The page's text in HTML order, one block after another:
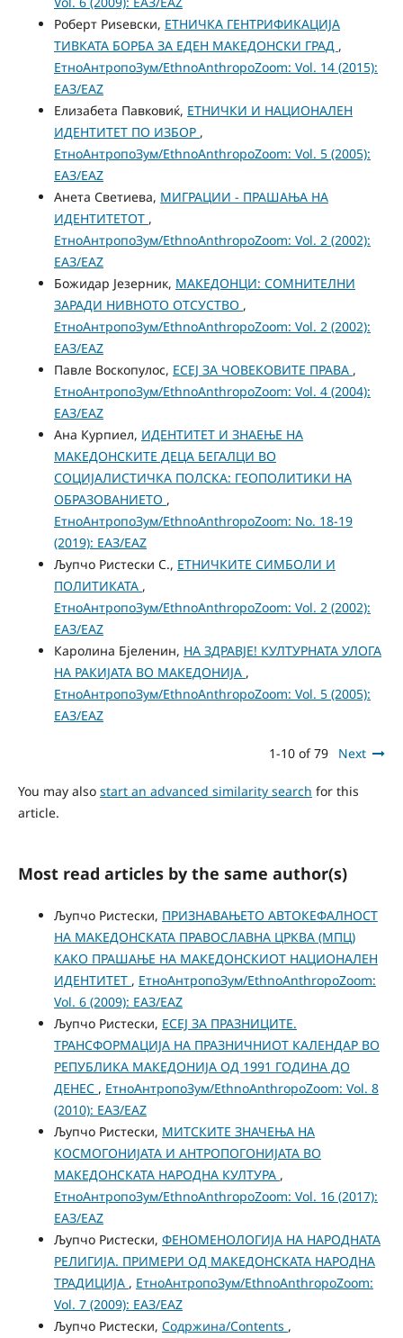
Роберт Риѕевски, ЕТНИЧКА ГЕНТРИФИКАЦИЈА
ТИВКАТА БОРБА ЗА ЕДЕН МАКЕДОНСКИ ГРАД ,
ЕтноАнтропоЗум/EthnoAnthropoZoom: Vol. 14 (2015):
ЕАЗ/EAZ
Елизабета Павковиќ, ЕТНИЧКИ И НАЦИОНАЛЕН
ИДЕНТИТЕТ ПО ИЗБОР ,
ЕтноАнтропоЗум/EthnoAnthropoZoom: Vol. 5 (2005):
ЕАЗ/EAZ
Анета Светиева, МИГРАЦИИ - ПРАШАЊА НА
ИДЕНТИТЕТОТ ,
ЕтноАнтропоЗум/EthnoAnthropoZoom: Vol. 2 (2002):
ЕАЗ/EAZ
Божидар Језерник, МАКЕДОНЦИ: СОМНИТЕЛНИ
ЗАРАДИ НИВНОТО ОТСУСТВО ,
ЕтноАнтропоЗум/EthnoAnthropoZoom: Vol. 2 (2002):
ЕАЗ/EAZ
Павле Воскопулос, ЕСЕЈ ЗА ЧОВЕКОВИТЕ ПРАВА ,
ЕтноАнтропоЗум/EthnoAnthropoZoom: Vol. 4 (2004):
ЕАЗ/EAZ
Ана Курпиел, ИДЕНТИТЕТ И ЗНАЕЊЕ НА
МАКЕДОНСКИТЕ ДЕЦА БЕГАЛЦИ ВО
СОЦИЈАЛИСТИЧКА ПОЛСКА: ГЕОПОЛИТИКИ НА
ОБРАЗОВАНИЕТО ,
ЕтноАнтропоЗум/EthnoAnthropoZoom: No. 18-19
(2019): ЕАЗ/EAZ
Љупчо Ристески С., ЕТНИЧКИТЕ СИМБОЛИ И
ПОЛИТИКАТА ,
ЕтноАнтропоЗум/EthnoAnthropoZoom: Vol. 2 (2002):
ЕАЗ/EAZ
Каролина Бјеленин, НА ЗДРАВЈЕ! КУЛТУРНАТА УЛОГА
НА РАКИЈАТА ВО МАКЕДОНИЈА ,
ЕтноАнтропоЗум/EthnoAnthropoZoom: Vol. 5 (2005):
ЕАЗ/EAZ
1-10 of 79 Next
You may also start an advanced similarity search for this
article.
Most read articles by the same author(s)
Љупчо Ристески, ПРИЗНАВАЊЕТО АВТОКЕФАЛНОСТ
НА МАКЕДОНСКАТА ПРАВОСЛАВНА ЦРКВА (МПЦ)
КАКО ПРАШАЊЕ НА МАКЕДОНСКИОТ НАЦИОНАЛЕН
ИДЕНТИТЕТ , ЕтноАнтропоЗум/EthnoAnthropoZoom:
Vol. 6 (2009): ЕАЗ/EAZ
Љупчо Ристески, ЕСЕЈ ЗА ПРАЗНИЦИТЕ.
ТРАНСФОРМАЦИЈА НА ПРАЗНИЧНИОТ КАЛЕНДАР ВО
РЕПУБЛИКА МАКЕДОНИЈА ОД 1991 ГОДИНА ДО
ДЕНЕС , ЕтноАнтропоЗум/EthnoAnthropoZoom: Vol. 8
(2010): ЕАЗ/EAZ
Љупчо Ристески, МИТСКИТЕ ЗНАЧЕЊА НА
КОСМОГОНИЈАТА И АНТРОПОГОНИЈАТА ВО
МАКЕДОНСКАТА НАРОДНА КУЛТУРА ,
ЕтноАнтропоЗум/EthnoAnthropoZoom: Vol. 16 (2017):
ЕАЗ/EAZ
Љупчо Ристески, ФЕНОМЕНОЛОГИЈА НА НАРОДНАТА
РЕЛИГИЈА. ПРИМЕРИ ОД МАКЕДОНСКАТА НАРОДНА
ТРАДИЦИЈА , ЕтноАнтропоЗум/EthnoAnthropoZoom:
Vol. 7 (2009): ЕАЗ/EAZ
Љупчо Ристески, Содржина/Contents ,